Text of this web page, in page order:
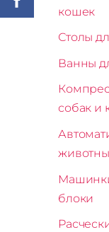
кошек
Столы
Ванны
собак и
блоки